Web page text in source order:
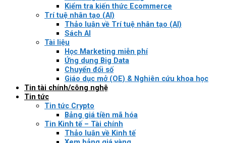
Kiểm tra kiến thức Ecommerce
Trí tuệ nhân tạo (AI)
Thảo luận về Trí tuệ nhân tạo (AI)
Sách AI
Tài liệu
Học Marketing miễn phí
Ứng dụng Big Data
Chuyển đổi số
Giáo dục mở (OE) & Nghiên cứu khoa học
Tin tài chính/công nghệ
Tin tức
Tin tức Crypto
Bảng giá tiền mã hóa
Tin Kinh tế – Tài chính
Thảo luận về Kinh tế